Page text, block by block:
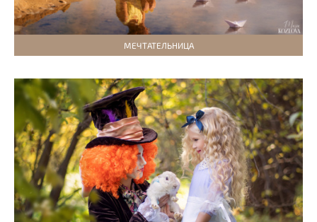
МЕЧТАТЕЛЬНИЦА